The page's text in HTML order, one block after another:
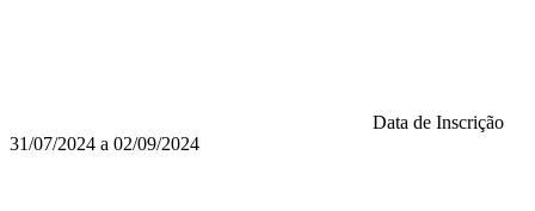
Data de Inscrição
31/07/2024 a 02/09/2024